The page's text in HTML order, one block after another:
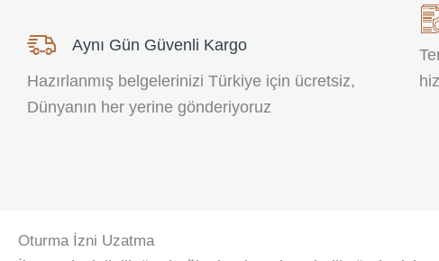
Aynı Gün Güvenli Kargo
Hazırlanmış belgelerinizi Türkiye için ücretsiz,
Dünyanın her yerine gönderiyoruz
Oturma İzni Uzatma